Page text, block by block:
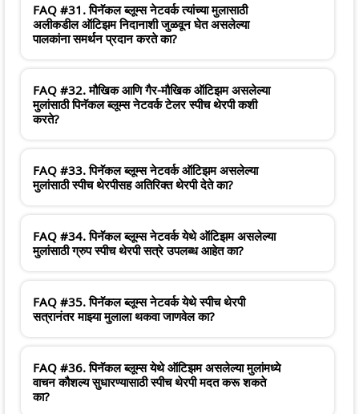
FAQ #31. पिनॅकल ब्लूम्स नेटवर्क त्यांच्या मुलासाठी
अलीकडील ऑटिझम निदानाशी जुळवून घेत असलेल्या
पालकांना समर्थन प्रदान करते का?
FAQ #32. मौखिक आणि गैर-मौखिक ऑटिझम असलेल्या
मुलांसाठी पिनॅकल ब्लूम्स नेटवर्क टेलर स्पीच थेरपी कशी
करते?
FAQ #33. पिनॅकल ब्लूम्स नेटवर्क ऑटिझम असलेल्या
मुलांसाठी स्पीच थेरपीसह अतिरिक्त थेरपी देते का?
FAQ #34. पिनॅकल ब्लूम्स नेटवर्क येथे ऑटिझम असलेल्या
मुलांसाठी ग्रुप स्पीच थेरपी सत्रे उपलब्ध आहेत का?
FAQ #35. पिनॅकल ब्लूम्स नेटवर्क येथे स्पीच थेरपी
सत्रानंतर माझ्या मुलाला थकवा जाणवेल का?
FAQ #36. पिनॅकल ब्लूम्स येथे ऑटिझम असलेल्या मुलांमध्ये
वाचन कौशल्य सुधारण्यासाठी स्पीच थेरपी मदत करू शकते
का?